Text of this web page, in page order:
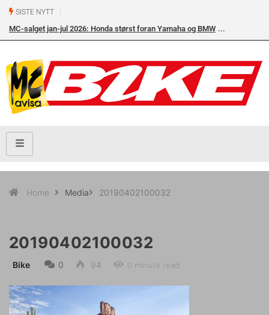
SISTE NYTT
MC-salget jan-jul 2026: Honda størst foran Yamaha og BMW
Home Media 20190402100032
20190402100032
Bike 0 94 0 minute read